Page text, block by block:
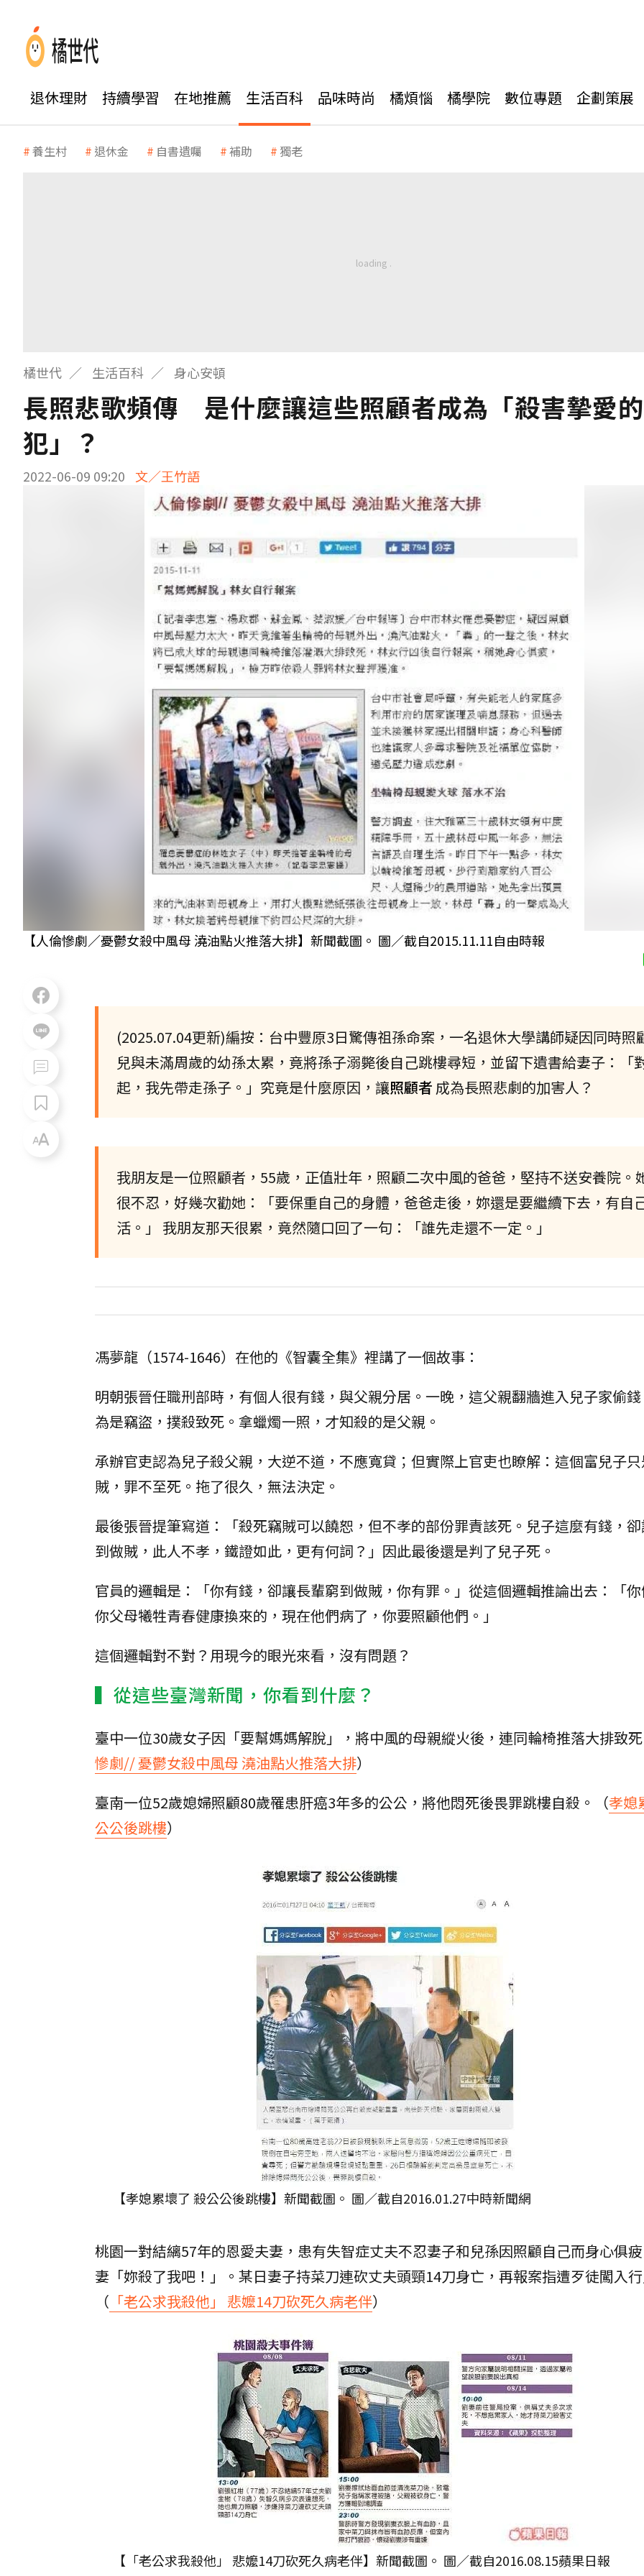
退休理財 持續學習 在地推薦 生活百科 品味時尚 橘煩惱 橘學院 數位專題 企劃策展
養生村 退休金 自書遺囑 補助 獨老
橘世代 生活百科 身心安頓
長照悲歌頻傳 是什麼讓這些照顧者成為「殺害摯愛
犯」？
2022-06-09 09:20 文／王竹語
【人倫慘劇／憂鬱女殺中風母 澆油點火推落大排】新聞截圖。 圖／截自2015.11.11自由時報
(2025.07.04更新)編按：台中豐原3日驚傳祖孫命案，一名退休大學講師疑因同時照
兒與未滿周歲的幼孫太累，竟將孫子溺斃後自己跳樓尋短，並留下遺書給妻子：「
起，我先帶走孫子。」究竟是什麼原因，讓照顧者 成為長照悲劇的加害人？
我朋友是一位照顧者，55歲，正值壯年，照顧二次中風的爸爸，堅持不送安養院。
很不忍，好幾次勸她：「要保重自己的身體，爸爸走後，妳還是要繼續下去，有自
活。」 我朋友那天很累，竟然隨口回了一句：「誰先走還不一定。」
馮夢龍（1574-1646）在他的《智囊全集》裡講了一個故事：
明朝張晉任職刑部時，有個人很有錢，與父親分居。一晚，這父親翻牆進入兒子家偷
為是竊盜，撲殺致死。拿蠟燭一照，才知殺的是父親。
承辦官吏認為兒子殺父親，大逆不道，不應寬貸；但實際上官吏也瞭解：這個富兒子
賊，罪不至死。拖了很久，無法決定。
最後張晉提筆寫道：「殺死竊賊可以饒恕，但不孝的部份罪責該死。兒子這麼有錢，
到做賊，此人不孝，鐵證如此，更有何詞？」因此最後還是判了兒子死。
官員的邏輯是：「你有錢，卻讓長輩窮到做賊，你有罪。」從這個邏輯推論出去：「
你父母犧牲青春健康換來的，現在他們病了，你要照顧他們。」
這個邏輯對不對？用現今的眼光來看，沒有問題？
▍從這些臺灣新聞，你看到什麼？
臺中一位30歲女子因「要幫媽媽解脫」，將中風的母親縱火後，連同輪椅推落大排致
慘劇// 憂鬱女殺中風母 澆油點火推落大排）
臺南一位52歲媳婦照顧80歲罹患肝癌3年多的公公，將他悶死後畏罪跳樓自殺。（孝媳
公公後跳樓）
【孝媳累壞了 殺公公後跳樓】新聞截圖。 圖／截自2016.01.27中時新聞網
桃園一對結縭57年的恩愛夫妻，患有失智症丈夫不忍妻子和兒孫因照顧自己而身心俱
妻「妳殺了我吧！」。某日妻子持菜刀連砍丈夫頭頸14刀身亡，再報案指遭歹徒闖入
（ 「老公求我殺他」 悲嬤14刀砍死久病老伴）
【「老公求我殺他」 悲嬤14刀砍死久病老伴】新聞截圖。 圖／截自2016.08.15蘋果日報